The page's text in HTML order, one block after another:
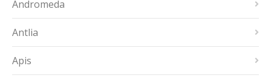
Andromeda
Antlia
Apis